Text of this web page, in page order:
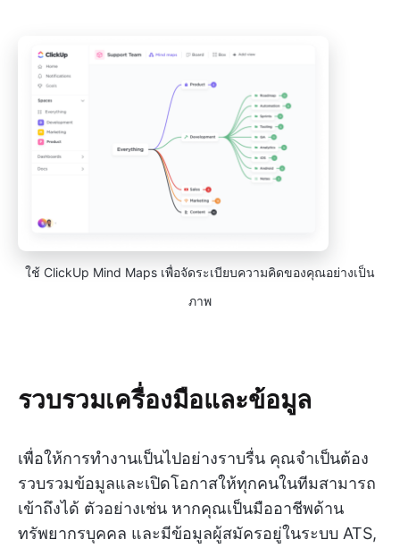
ใช้ ClickUp Mind Maps เพื่อจัดระเบียบความคิดของคุณอย่างเป็น
ภาพ
รวบรวมเครื่องมือและข้อมูล
เพื่อให้การทำงานเป็นไปอย่างราบรื่น คุณจำเป็นต้อง
รวบรวมข้อมูลและเปิดโอกาสให้ทุกคนในทีมสามารถ
เข้าถึงได้ ตัวอย่างเช่น หากคุณเป็นมืออาชีพด้าน
ทรัพยากรบุคคล และมีข้อมูลผู้สมัครอยู่ในระบบ ATS,